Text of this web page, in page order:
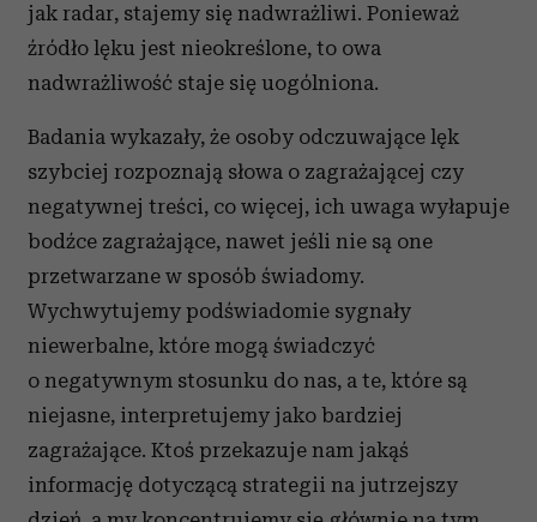
jak radar, stajemy się nadwrażliwi. Ponieważ
źródło lęku jest nieokreślone, to owa
nadwrażliwość staje się uogólniona.
Badania wykazały, że osoby odczuwające lęk
szybciej rozpoznają słowa o zagrażającej czy
negatywnej treści, co więcej, ich uwaga wyłapuje
bodźce zagrażające, nawet jeśli nie są one
przetwarzane w sposób świadomy.
Wychwytujemy podświadomie sygnały
niewerbalne, które mogą świadczyć
o negatywnym stosunku do nas, a te, które są
niejasne, interpretujemy jako bardziej
zagrażające. Ktoś przekazuje nam jakąś
informację dotyczącą strategii na jutrzejszy